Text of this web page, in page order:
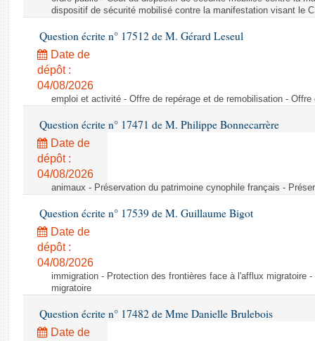
dispositif de sécurité mobilisé contre la manifestation visant le
Question écrite n° 17512 de M. Gérard Leseul
Date de
dépôt :
04/08/2026
emploi et activité - Offre de repérage et de remobilisation -
Question écrite n° 17471 de M. Philippe Bonnecarrère
Date de
dépôt :
04/08/2026
animaux - Préservation du patrimoine cynophile français -
Question écrite n° 17539 de M. Guillaume Bigot
Date de
dépôt :
04/08/2026
immigration - Protection des frontières face à l'afflux migratoire
migratoire
Question écrite n° 17482 de Mme Danielle Brulebois
Date de